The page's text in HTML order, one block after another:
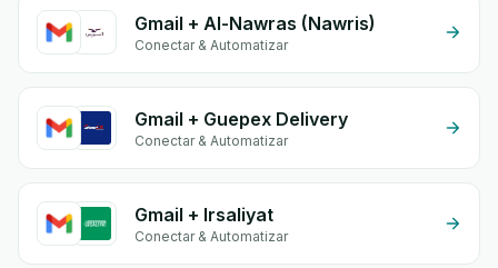
Gmail + Al-Nawras (Nawris)
Conectar & Automatizar
Gmail + Guepex Delivery
Conectar & Automatizar
Gmail + Irsaliyat
Conectar & Automatizar